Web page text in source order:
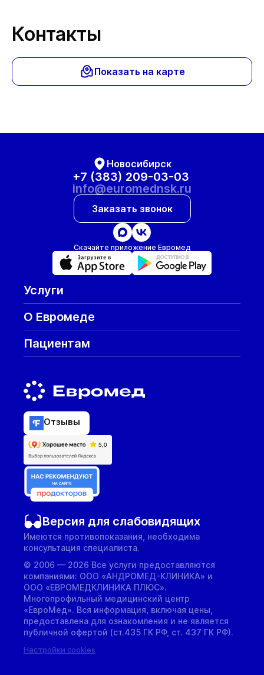
Контакты
Показать на карте
Новосибирск
+7 (383) 209-03-03
info@euromednsk.ru
Заказать звонок
Скачайте приложение Евромед
Услуги
О Евромеде
Пациентам
Отзывы
Версия для слабовидящих
Имеются противопоказания, необходима
консультация специалиста.
© 2006 — 2026 Все услуги предоставляются
компаниями: ООО «АНДРОМЕД-КЛИНИКА» и
ООО «ЕВРОМЕДКЛИНИКА ПЛЮС».
Многопрофильный медицинский центр
«ЕвроМед». Вся информация, включая цены,
предоставлена для ознакомления и не является
публичной офертой (ст.435 ГК РФ, cт. 437 ГК РФ).
Настройки cookies